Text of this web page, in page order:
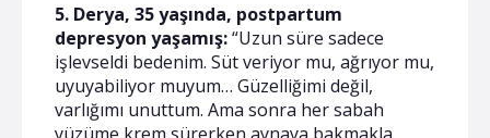
5. Derya, 35 yaşında, postpartum
depresyon yaşamış:“Uzun süre sadece
işlevseldi bedenim. Süt veriyor mu, ağrıyor mu,
uyuyabiliyor muyum… Güzelliğimi değil,
varlığımı unuttum. Ama sonra her sabah